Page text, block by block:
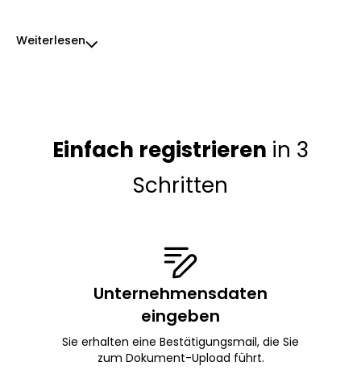
Weiterlesen
Einfach registrieren in 3
Schritten
Unternehmensdaten
eingeben
Sie erhalten eine Bestätigungsmail, die Sie
zum Dokument-Upload führt.